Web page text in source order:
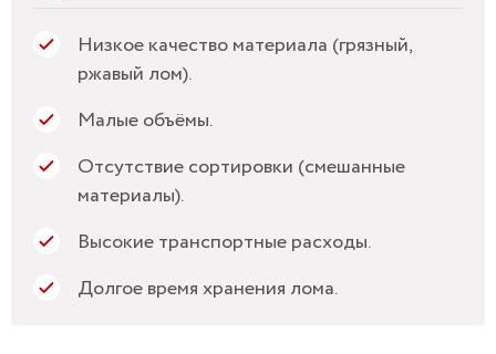
Низкое качество материала (грязный,
ржавый лом).
Малые объёмы.
Отсутствие сортировки (смешанные
материалы).
Высокие транспортные расходы.
Долгое время хранения лома.